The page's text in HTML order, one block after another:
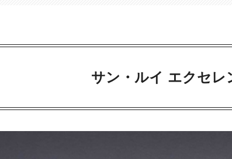
サン・ルイ エクセレ